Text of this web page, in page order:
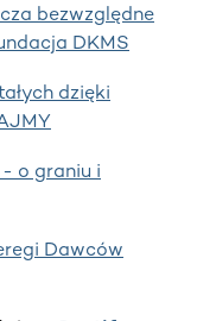
bezwzględne
DKMS
dzięki
o graniu i
Dawców